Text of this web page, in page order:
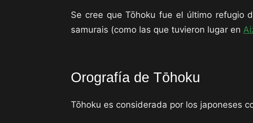
Se cree que Tōhoku fue el último refugio
samurais (como las que tuvieron lugar en
Orografía de Tōhoku
Tōhoku es considerada por los japoneses